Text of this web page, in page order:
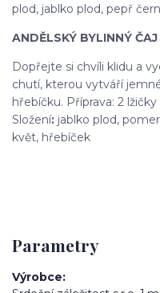
plod, jablko plod, pepř
ANDĚLSKÝ BYLINNÝ ČAJ
Dopřejte si chvíli klidu a
chutí, kterou vytváří
hřebíčku. Příprava: 2
Složení: jablko plod,
květ, hřebíček
Parametry
Výrobce